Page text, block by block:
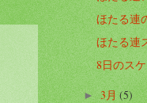
ほたる連
ほたる連
8日のス
►3月(5)